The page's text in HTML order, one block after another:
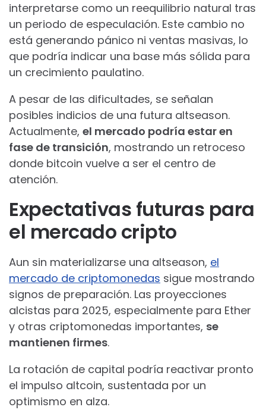
interpretarse como un reequilibrio natural tras
un periodo de especulación. Este cambio no
está generando pánico ni ventas masivas, lo
que podría indicar una base más sólida para
un crecimiento paulatino.
A pesar de las dificultades, se señalan
posibles indicios de una futura altseason.
Actualmente, el mercado podría estar en
fase de transición, mostrando un retroceso
donde bitcoin vuelve a ser el centro de
atención.
Expectativas futuras para
el mercado cripto
Aun sin materializarse una altseason, el
mercado de criptomonedas sigue mostrando
signos de preparación. Las proyecciones
alcistas para 2025, especialmente para Ether
y otras criptomonedas importantes, se
mantienen firmes.
La rotación de capital podría reactivar pronto
el impulso altcoin, sustentada por un
optimismo en alza.